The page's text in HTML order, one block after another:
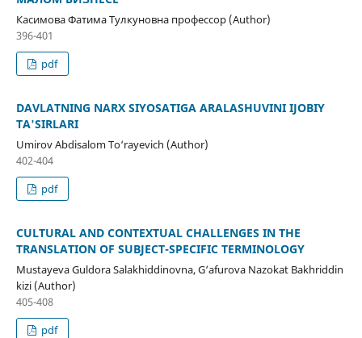
Касимова Фатима Тулкуновна профессор (Author)
396-401
pdf
DAVLATNING NARX SIYOSATIGA ARALASHUVINI IJOBIY
TA'SIRLARI
Umirov Abdisalom To‘rayevich (Author)
402-404
pdf
CULTURAL AND CONTEXTUAL CHALLENGES IN THE
TRANSLATION OF SUBJECT-SPECIFIC TERMINOLOGY
Mustayeva Guldora Salakhiddinovna, G‘afurova Nazokat Bakhriddin
kizi (Author)
405-408
pdf